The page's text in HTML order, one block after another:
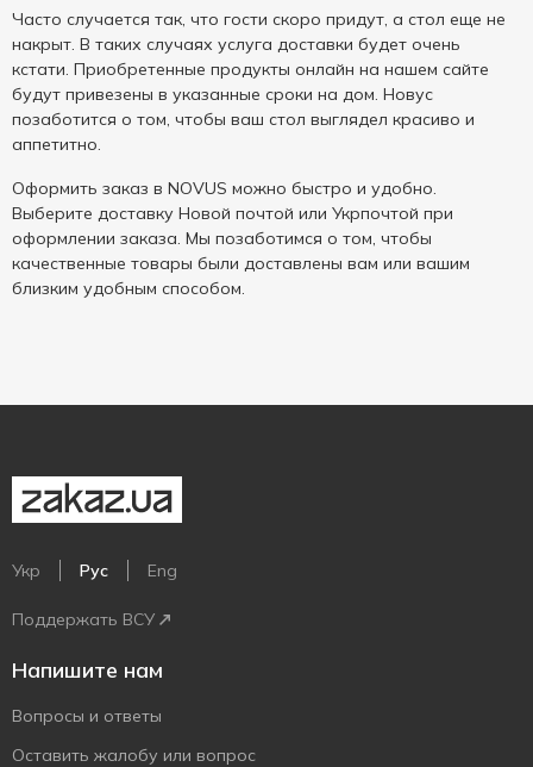
Часто случается так, что гости скоро придут, а стол еще не
накрыт. В таких случаях услуга доставки будет очень
кстати. Приобретенные продукты онлайн на нашем сайте
будут привезены в указанные сроки на дом. Новус
позаботится о том, чтобы ваш стол выглядел красиво и
аппетитно.
Оформить заказ в NOVUS можно быстро и удобно.
Выберите доставку Новой почтой или Укрпочтой при
оформлении заказа. Мы позаботимся о том, чтобы
качественные товары были доставлены вам или вашим
близким удобным способом.
Укр Рус Eng
Поддержать ВСУ
Напишите нам
Вопросы и ответы
Оставить жалобу или вопрос